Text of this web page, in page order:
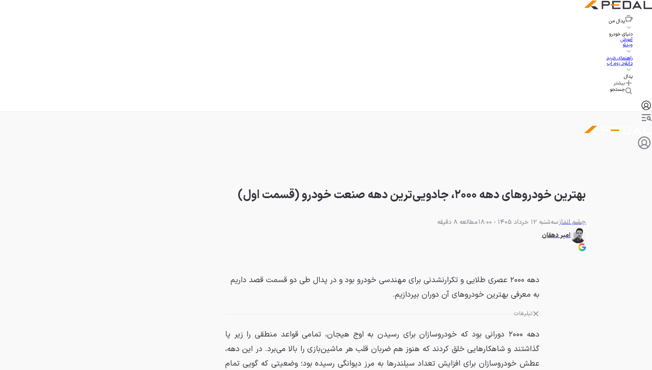
پدال من
دنیای خودرو
آموزش
ویدئو
راهنمای خرید
دانلود زوم اپ
پدال
بیشتر
جستجو
بهترین خودروهای دهه ۲۰۰۰، جادویی‌ترین دهه صنعت خودرو (قسمت اول)
چشم اندازسه‌شنبه 12 خرداد 1405 - 18:00
مطالعه 8 دقیقه
امیر دهقان
دهه ۲۰۰۰ عصری طلایی و تکرارنشدنی برای مهندسی خودرو بود و در پدال طی دو قسمت قصد داریم
به معرفی بهترین خودروهای آن دوران بپردازیم.
تبلیغات
دهه ۲۰۰۰ دورانی بود که خودروسازان برای رسیدن به اوج هیجان، تمامی قواعد منطقی را زیر پا
گذاشتند و شاهکارهایی خلق کردند که هنوز هم ضربان قلب هر ماشین‌بازی را بالا می‌برد. در این دهه،
عطش خودروسازان برای افزایش تعداد سیلندرها به مرز دیوانگی رسیده بود؛ وضعیتی که گویی تمام